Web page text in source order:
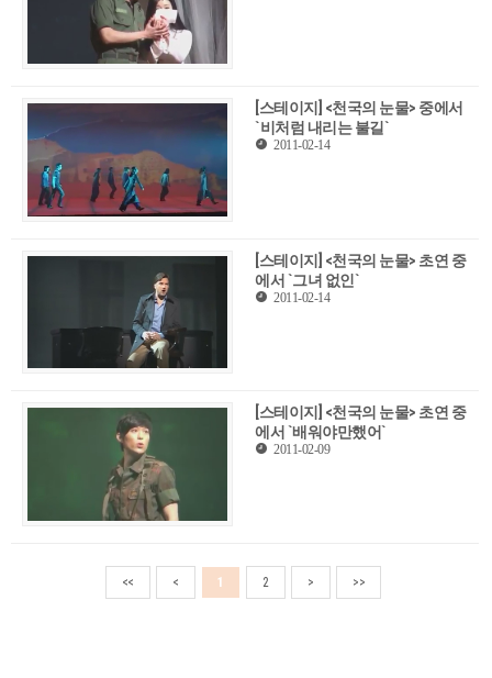
[스테이지] <천국의 눈물> 중에서
`비처럼 내리는 불길`
2011-02-14
[스테이지] <천국의 눈물> 초연 중
에서 `그녀 없인`
2011-02-14
[스테이지] <천국의 눈물> 초연 중
에서 `배워야만했어`
2011-02-09
<< < 1 2 > >>